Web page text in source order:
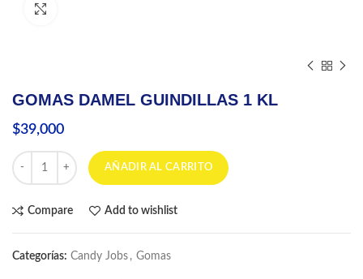
GOMAS DAMEL GUINDILLAS 1 KL
$39,000
GOMAS DAMEL GUINDILLAS 1 KL cantidad
AÑADIR AL CARRITO
Compare Add to wishlist
Categorías: Candy Jobs , Gomas